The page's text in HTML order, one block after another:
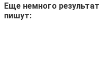
Еще немного
пишут: